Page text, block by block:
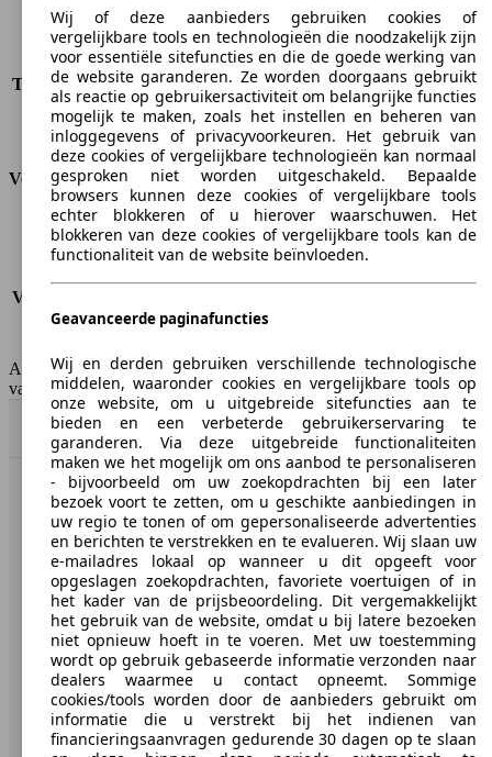
Deuren
5
Stoelen
5
Dakbelasting
-
Trekgewicht (ongeremd) -
Trekgewicht (geremd)
1300 kg
Kofferbak capaciteit
-
Verbruik
CO2-uitstoot*
129 g/km (komb.)
Verbruik (stad)
6.3 l/100km
Verbruik (gemiddeld)*
Emissieklasse
Euro 4
AutoScout24 Belgium NV is niet aansprakelijk voor de juistheid
van de gegevens.
Naar boven
AutoScout24: de grootste online automarkt in Europa.
AutoScout24
Over AutoScout24
Pers
Disclaimer
Wettelijke rechten
Wij of deze aanbieders gebruiken cookies of
vergelijkbare tools en technologieën die noodzakelijk zijn
voor essentiële sitefuncties en die de goede werking van
de website garanderen. Ze worden doorgaans gebruikt
als reactie op gebruikersactiviteit om belangrijke functies
mogelijk te maken, zoals het instellen en beheren van
inloggegevens of privacyvoorkeuren. Het gebruik van
deze cookies of vergelijkbare technologieën kan normaal
gesproken niet worden uitgeschakeld. Bepaalde
browsers kunnen deze cookies of vergelijkbare tools
echter blokkeren of u hierover waarschuwen. Het
blokkeren van deze cookies of vergelijkbare tools kan de
functionaliteit van de website beïnvloeden.
Geavanceerde paginafuncties
Wij en derden gebruiken verschillende technologische
middelen, waaronder cookies en vergelijkbare tools op
onze website, om u uitgebreide sitefuncties aan te
bieden en een verbeterde gebruikerservaring te
garanderen. Via deze uitgebreide functionaliteiten
maken we het mogelijk om ons aanbod te personaliseren
- bijvoorbeeld om uw zoekopdrachten bij een later
bezoek voort te zetten, om u geschikte aanbiedingen in
uw regio te tonen of om gepersonaliseerde advertenties
en berichten te verstrekken en te evalueren. Wij slaan uw
e-mailadres lokaal op wanneer u dit opgeeft voor
opgeslagen zoekopdrachten, favoriete voertuigen of in
het kader van de prijsbeoordeling. Dit vergemakkelijkt
het gebruik van de website, omdat u bij latere bezoeken
niet opnieuw hoeft in te voeren. Met uw toestemming
wordt op gebruik gebaseerde informatie verzonden naar
dealers waarmee u contact opneemt. Sommige
cookies/tools worden door de aanbieders gebruikt om
informatie die u verstrekt bij het indienen van
financieringsaanvragen gedurende 30 dagen op te slaan